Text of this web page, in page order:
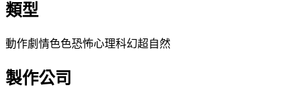
類型
動作劇情色色恐怖心理科幻超自然
製作公司